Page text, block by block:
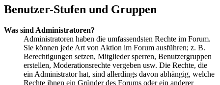
Benutzer-Stufen und Gruppen
Was sind Administratoren?
Administratoren haben die umfassendsten Rechte im Forum.
Sie können jede Art von Aktion im Forum ausführen; z. B.
Berechtigungen setzen, Mitglieder sperren, Benutzergruppen
erstellen, Moderationsrechte vergeben usw. Die Rechte, die
ein Administrator hat, sind allerdings davon abhängig, welche
Rechte ihnen ein Gründer des Forums oder ein anderer